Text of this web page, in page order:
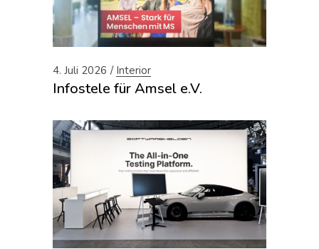
4. Juli 2026 Interior
Infostele für Amsel e.V.